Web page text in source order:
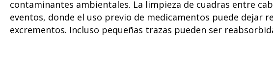
contaminantes ambientales. La limpieza de cuadras entre
eventos, donde el uso previo de medicamentos puede dejar
excrementos. Incluso pequeñas trazas pueden ser